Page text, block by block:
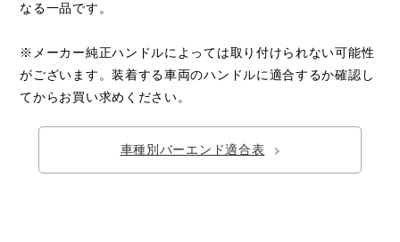
なる一品です。
※メーカー純正ハンドルによっては取り付けられない可能性
がございます。装着する車両のハンドルに適合するか確認し
てからお買い求めください。
車種別バーエンド適合表